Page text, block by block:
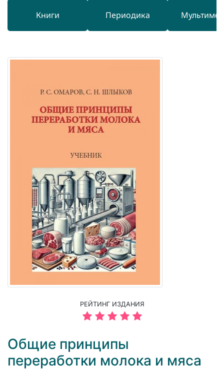
Книги Периодика
РЕЙТИНГ ИЗДАНИЯ
Общие принципы
переработки молока и мяса